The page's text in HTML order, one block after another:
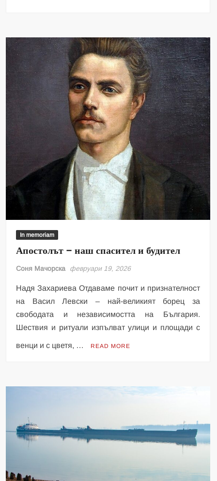
In memoriam
Апостолът – наш спасител и будител
Соня Мачорска февруари 19, 2026
Надя Захариева Отдаваме почит и признателност
на Васил Левски – най-великият борец за
свободата и независимостта на България.
Шествия и ритуали изпълват улици и площади с
венци и с цветя, … READ MORE